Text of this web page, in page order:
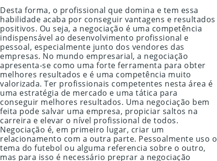
Desta forma, o profissional que domina e tem essa
habilidade acaba por conseguir vantagens e resultados
positivos. Ou seja, a negociação é uma competência
indispensável ao desenvolvimento profissional e
pessoal, especialmente junto dos vendores das
empresas. No mundo empresarial, a negociação
apresenta-se como uma forte ferramenta para obter
melhores resultados e é uma competência muito
valorizada. Ter profissionais competentes nesta área é
uma estratégia de mercado e uma tática para
conseguir melhores resultados. Uma negociação bem
feita pode salvar uma empresa, propiciar saltos na
carreira e elevar o nível profissional de todos.
Negociação é, em primeiro lugar, criar um
relacionamento com a outra parte. Pessoalmente uso o
tema do futebol ou alguma referencia sobre o outro,
mas para isso é necessário preprar a negociação